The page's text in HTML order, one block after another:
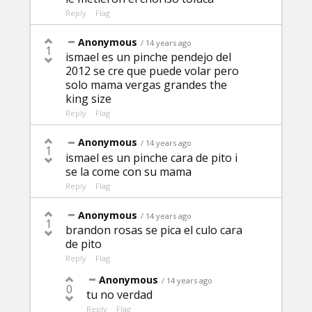
Reply Flag
1
Anonymous / 14 years ago
ismael es un pinche pendejo del
2012 se cre que puede volar pero
solo mama vergas grandes the
king size
Reply Flag
1
Anonymous / 14 years ago
ismael es un pinche cara de pito i
se la come con su mama
Reply Flag
1
Anonymous / 14 years ago
brandon rosas se pica el culo cara
de pito
Reply Flag
0
Anonymous / 14 years ago
tu no verdad
Reply Flag